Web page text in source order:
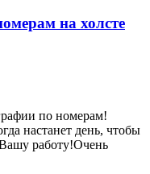
на холсте
по номерам!
настанет день, чтобы
работу!Очень